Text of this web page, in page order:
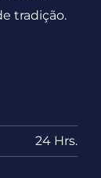
tradição.
24 Hrs.